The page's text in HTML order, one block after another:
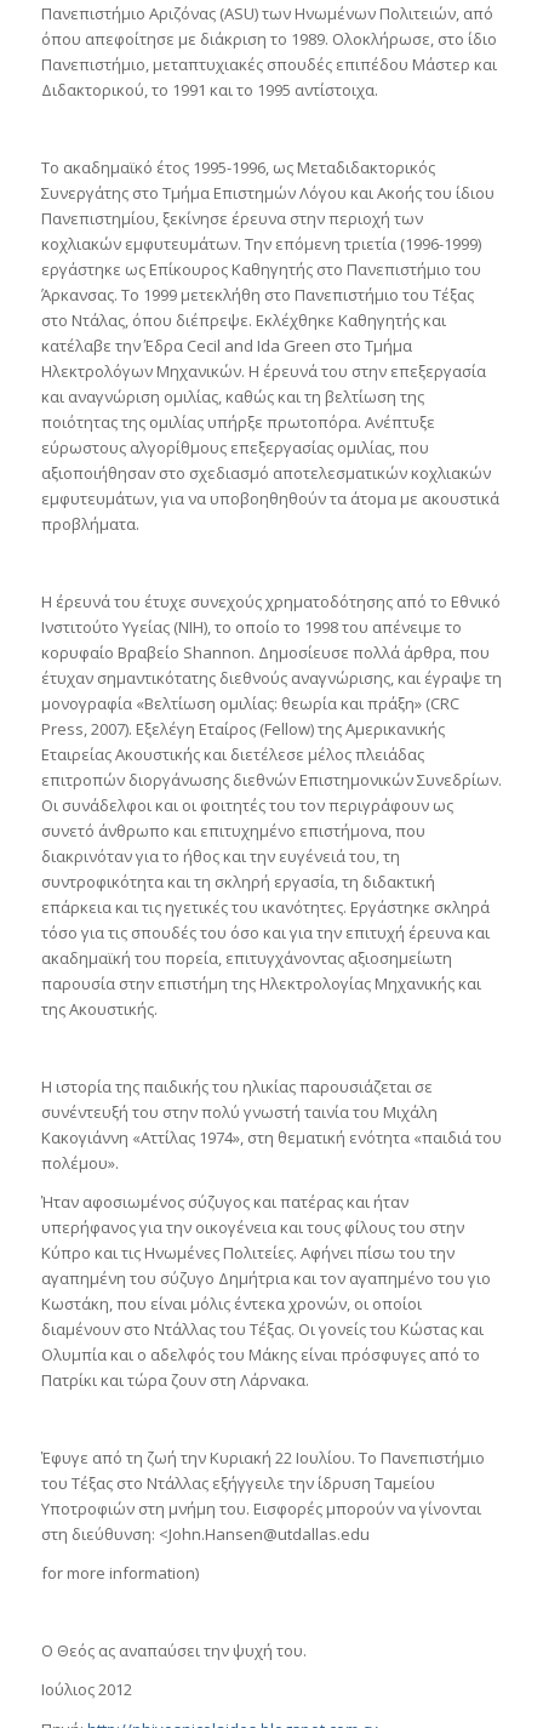
Πανεπιστήμιο Αριζόνας (ASU) των Ηνωμένων Πολιτειών, από
όπου απεφοίτησε με διάκριση το 1989. Ολοκλήρωσε, στο ίδιο
Πανεπιστήμιο, μεταπτυχιακές σπουδές επιπέδου Μάστερ και
Διδακτορικού, το 1991 και το 1995 αντίστοιχα.
Το ακαδημαϊκό έτος 1995-1996, ως Μεταδιδακτορικός
Συνεργάτης στο Τμήμα Επιστημών Λόγου και Ακοής του ίδιου
Πανεπιστημίου, ξεκίνησε έρευνα στην περιοχή των
κοχλιακών εμφυτευμάτων. Την επόμενη τριετία (1996-1999)
εργάστηκε ως Επίκουρος Καθηγητής στο Πανεπιστήμιο του
Άρκανσας. Το 1999 μετεκλήθη στο Πανεπιστήμιο του Tέξας
στο Ντάλας, όπου διέπρεψε. Εκλέχθηκε Καθηγητής και
κατέλαβε την Έδρα Cecil and Ida Green στο Τμήμα
Ηλεκτρολόγων Μηχανικών. Η έρευνά του στην επεξεργασία
και αναγνώριση ομιλίας, καθώς και τη βελτίωση της
ποιότητας της ομιλίας υπήρξε πρωτοπόρα. Ανέπτυξε
εύρωστους αλγορίθμους επεξεργασίας ομιλίας, που
αξιοποιήθησαν στο σχεδιασμό αποτελεσματικών κοχλιακών
εμφυτευμάτων, για να υποβοηθηθούν τα άτομα με ακουστικά
προβλήματα.
Η έρευνά του έτυχε συνεχούς χρηματοδότησης από το Εθνικό
Ινστιτούτο Υγείας (NIH), το οποίο το 1998 του απένειμε το
κορυφαίο Βραβείο Shannon. Δημοσίευσε πολλά άρθρα, που
έτυχαν σημαντικότατης διεθνούς αναγνώρισης, και έγραψε τη
μονογραφία «Βελτίωση ομιλίας: θεωρία και πράξη» (CRC
Press, 2007). Εξελέγη Εταίρος (Fellow) της Αμερικανικής
Εταιρείας Ακουστικής και διετέλεσε μέλος πλειάδας
επιτροπών διοργάνωσης διεθνών Επιστημονικών Συνεδρίων.
Οι συνάδελφοι και οι φοιτητές του τον περιγράφουν ως
συνετό άνθρωπο και επιτυχημένο επιστήμονα, που
διακρινόταν για το ήθος και την ευγένειά του, τη
συντροφικότητα και τη σκληρή εργασία, τη διδακτική
επάρκεια και τις ηγετικές του ικανότητες. Εργάστηκε σκληρά
τόσο για τις σπουδές του όσο και για την επιτυχή έρευνα και
ακαδημαϊκή του πορεία, επιτυγχάνοντας αξιοσημείωτη
παρουσία στην επιστήμη της Ηλεκτρολογίας Μηχανικής και
της Ακουστικής.
Η ιστορία της παιδικής του ηλικίας παρουσιάζεται σε
συνέντευξή του στην πολύ γνωστή ταινία του Μιχάλη
Κακογιάννη «Αττίλας 1974», στη θεματική ενότητα «παιδιά του
πολέμου».
Ήταν αφοσιωμένος σύζυγος και πατέρας και ήταν
υπερήφανος για την οικογένεια και τους φίλους του στην
Κύπρο και τις Ηνωμένες Πολιτείες. Αφήνει πίσω του την
αγαπημένη του σύζυγο Δημήτρια και τον αγαπημένο του γιο
Κωστάκη, που είναι μόλις έντεκα χρονών, οι οποίοι
διαμένουν στο Ντάλλας του Τέξας. Οι γονείς του Κώστας και
Ολυμπία και ο αδελφός του Μάκης είναι πρόσφυγες από το
Πατρίκι και τώρα ζουν στη Λάρνακα.
Έφυγε από τη ζωή την Κυριακή 22 Ιουλίου. Το Πανεπιστήμιο
του Τέξας στο Ντάλλας εξήγγειλε την ίδρυση Ταμείου
Υποτροφιών στη μνήμη του. Εισφορές μπορούν να γίνονται
στη διεύθυνση: <John.Hansen@utdallas.edu
for more information)
Ο Θεός ας αναπαύσει την ψυχή του.
Ιούλιος 2012